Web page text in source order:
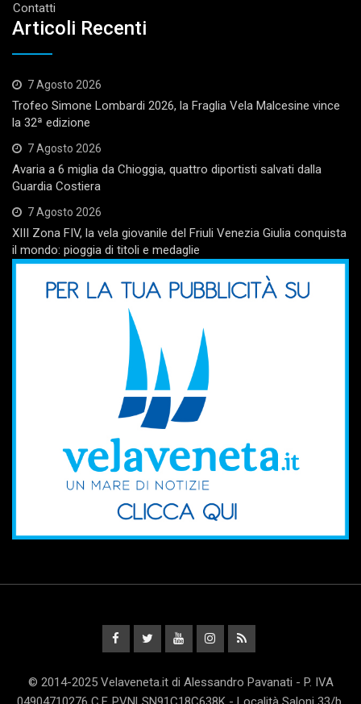
Contatti
Articoli Recenti
7 Agosto 2026
Trofeo Simone Lombardi 2026, la Fraglia Vela Malcesine vince
la 32ª edizione
7 Agosto 2026
Avaria a 6 miglia da Chioggia, quattro diportisti salvati dalla
Guardia Costiera
7 Agosto 2026
XIII Zona FIV, la vela giovanile del Friuli Venezia Giulia conquista
il mondo: pioggia di titoli e medaglie
© 2014-2025 Velaveneta.it di Alessandro Pavanati - P. IVA